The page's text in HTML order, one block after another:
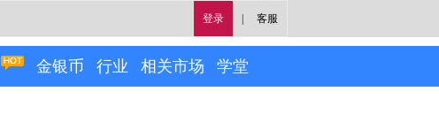
登录 客服
金银币 行业 相关市场 学堂